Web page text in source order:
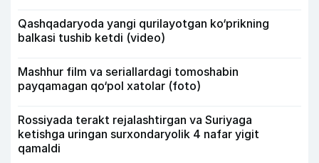
Qashqadaryoda yangi qurilayotgan ko‘prikning
balkasi tushib ketdi (video)
Mashhur film va seriallardagi tomoshabin
payqamagan qo‘pol xatolar (foto)
Rossiyada terakt rejalashtirgan va Suriyaga
ketishga uringan surxondaryolik 4 nafar yigit
qamaldi